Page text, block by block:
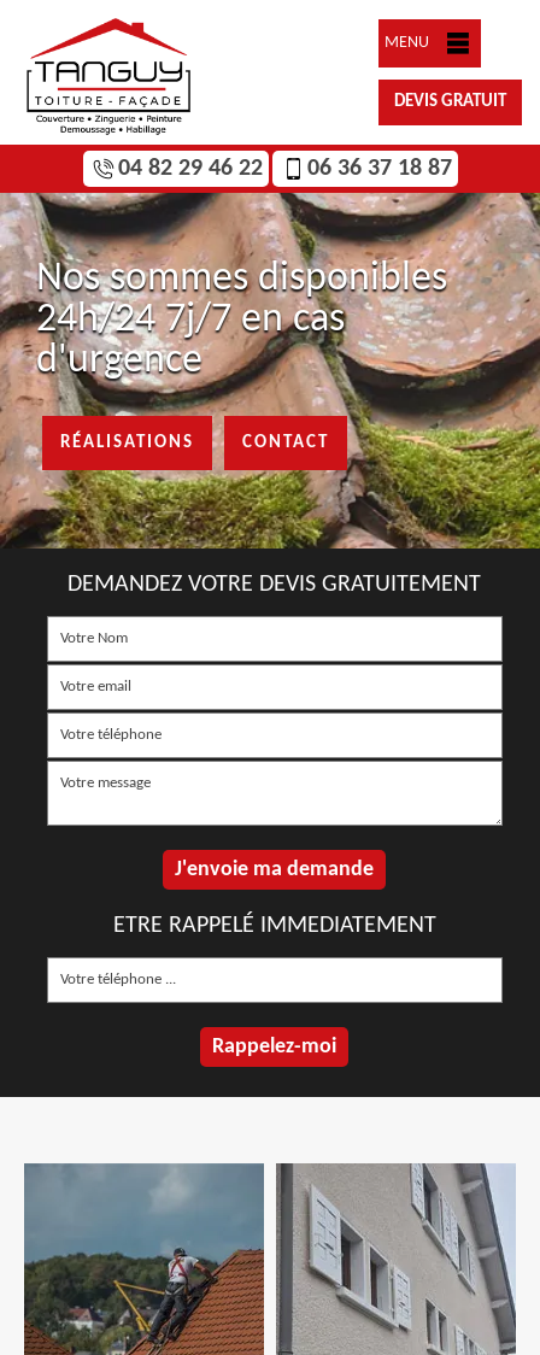
MENU
DEVIS GRATUIT
04 82 29 46 22 06 36 37 18 87
Nos sommes disponibles
24h/24 7j/7 en cas
d'urgence
RÉALISATIONS CONTACT
DEMANDEZ VOTRE DEVIS GRATUITEMENT
ETRE RAPPELÉ IMMEDIATEMENT